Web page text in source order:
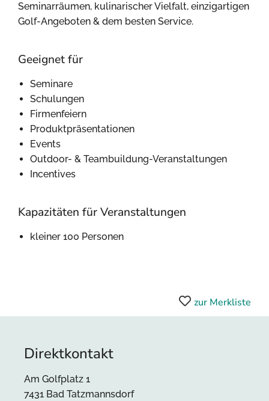
Seminarräumen, kulinarischer Vielfalt, einzigartigen
Golf-Angeboten & dem besten Service.
Geeignet für
Seminare
Schulungen
Firmenfeiern
Produktpräsentationen
Events
Outdoor- & Teambuildung-Veranstaltungen
Incentives
Kapazitäten für Veranstaltungen
kleiner 100 Personen
zur Merkliste
Direktkontakt
Am Golfplatz 1
7431 Bad Tatzmannsdorf